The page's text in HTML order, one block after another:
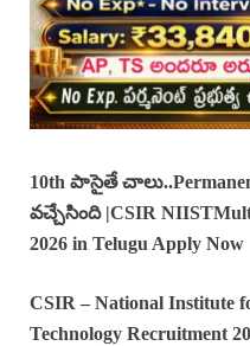
10th పాసైతే చాలు..
వచ్చేసింది |CSIR NIIST
2026 in Telugu Apply Now
CSIR – National Institute
Technology Recruitment